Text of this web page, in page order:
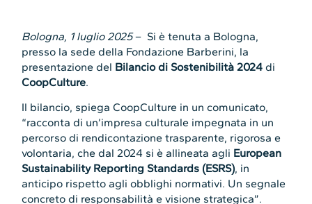
Bologna, 1 luglio 2025– Si è tenuta a Bologna,
presso la sede della Fondazione Barberini, la
presentazione del Bilancio di Sostenibilità 2024di
CoopCulture.
Il bilancio, spiega CoopCulture in un comunicato,
“racconta di un’impresa culturale impegnata in un
percorso di rendicontazione trasparente, rigorosa e
volontaria, che dal 2024 si è allineata agli European
Sustainability Reporting Standards (ESRS), in
anticipo rispetto agli obblighi normativi. Un segnale
concreto di responsabilità e visione strategica”.